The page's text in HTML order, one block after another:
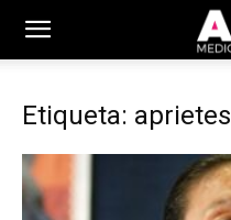
Etiqueta: aprietes